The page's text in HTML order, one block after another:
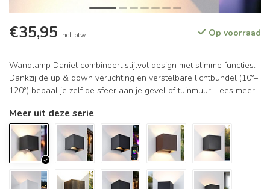
€35,95 Incl. btw Op voorraad
Wandlamp Daniel combineert stijlvol design met slimme functies.
Dankzij de up & down verlichting en verstelbare lichtbundel (10°–
120°) bepaal je zelf de sfeer aan je gevel of tuinmuur. Lees meer.
Meer uit deze serie